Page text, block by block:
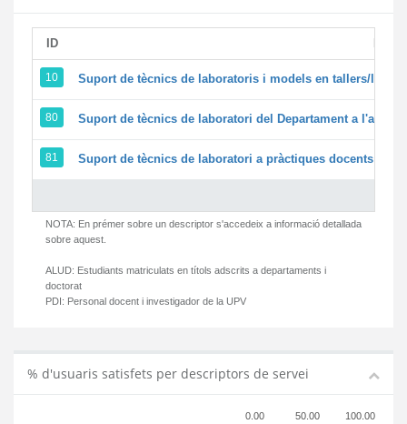
ID
10 Suport de tècnics de laboratoris i models en tallers/
80 Suport de tècnics de laboratori del Departament a
81 Suport de tècnics de laboratori a pràctiques docents i
NOTA: En prémer sobre un descriptor s'accedeix a informació detallada
sobre aquest.
ALUD: Estudiants matriculats en títols adscrits a departaments i
doctorat
PDI: Personal docent i investigador de la UPV
% d'usuaris satisfets per descriptors de servei
0.00 50.00 100.00